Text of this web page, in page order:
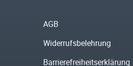
AGB
Widerrufsbelehrung
Barrierefreiheitserklärung